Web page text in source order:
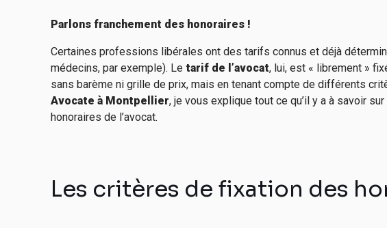
Parlons franchement des honoraires !
Certaines professions libérales ont des tarifs connus et déjà
médecins, par exemple). Le tarif de l’avocat, lui, est « librement »
sans barème ni grille de prix, mais en tenant compte de différents
Avocate à Montpellier, je vous explique tout ce qu’il y a à savoir
honoraires de l’avocat.
Les critères de fixation des